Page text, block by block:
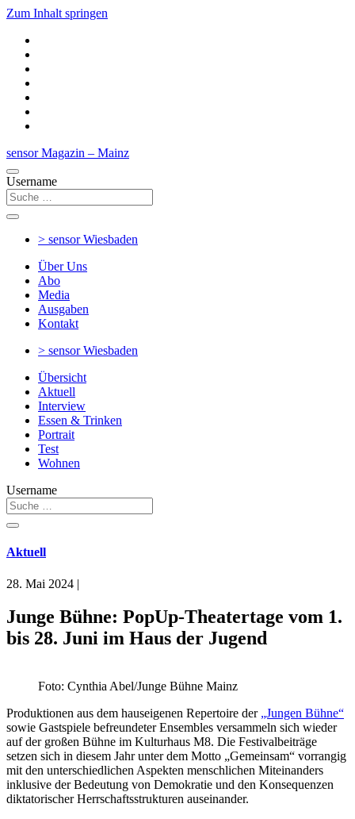
Zum Inhalt springen
sensor Magazin – Mainz
Username
> sensorWiesbaden
Über Uns
Abo
Media
Ausgaben
Kontakt
> sensorWiesbaden
Übersicht
Aktuell
Interview
Essen & Trinken
Portrait
Test
Wohnen
Username
Aktuell
28. Mai 2024 |
Junge Bühne: PopUp-Theatertage vom 1.
bis 28. Juni im Haus der Jugend
Foto: Cynthia Abel/Junge Bühne Mainz
Produktionen aus dem hauseigenen Repertoire der „Jungen Bühne“
sowie Gastspiele befreundeter Ensembles versammeln sich wieder
auf der großen Bühne im Kulturhaus M8. Die Festivalbeiträge
setzen sich in diesem Jahr unter dem Motto „Gemeinsam“ vorrangig
mit den unterschiedlichen Aspekten menschlichen Miteinanders
inklusive der Bedeutung von Demokratie und den Konsequenzen
diktatorischer Herrschaftsstrukturen auseinander.